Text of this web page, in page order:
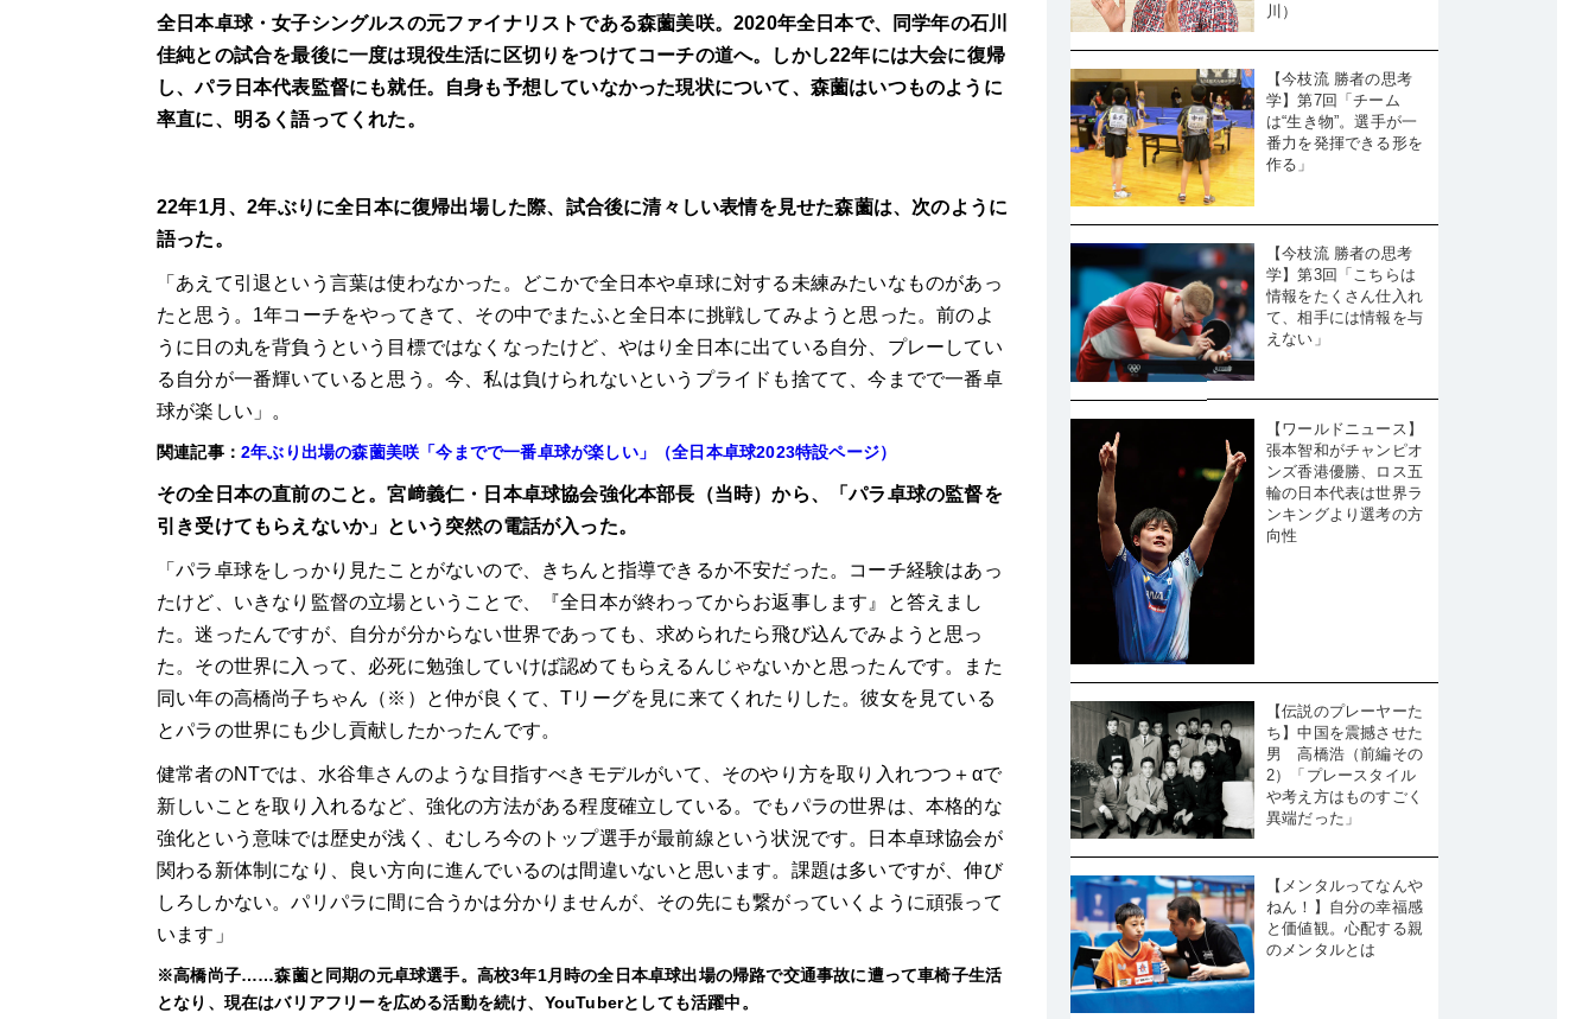
全日本卓球・女子シングルスの元ファイナリストである森薗美咲。2020年全日本で、同学年の石川
佳純との試合を最後に一度は現役生活に区切りをつけてコーチの道へ。しかし22年には大会に復帰
し、パラ日本代表監督にも就任。自身も予想していなかった現状について、森薗はいつものように
率直に、明るく語ってくれた。
22年1月、2年ぶりに全日本に復帰出場した際、試合後に清々しい表情を見せた森薗は、次のように
語った。
「あえて引退という言葉は使わなかった。どこかで全日本や卓球に対する未練みたいなものがあっ
たと思う。1年コーチをやってきて、その中でまたふと全日本に挑戦してみようと思った。前のよ
うに日の丸を背負うという目標ではなくなったけど、やはり全日本に出ている自分、プレーしてい
る自分が一番輝いていると思う。今、私は負けられないというプライドも捨てて、今までで一番卓
球が楽しい」。
関連記事： 2年ぶり出場の森薗美咲「今までで一番卓球が楽しい」（全日本卓球2023特設ページ）
その全日本の直前のこと。宮﨑義仁・日本卓球協会強化本部長（当時）から、「パラ卓球の監督を
引き受けてもらえないか」という突然の電話が入った。
「パラ卓球をしっかり見たことがないので、きちんと指導できるか不安だった。コーチ経験はあっ
たけど、いきなり監督の立場ということで、『全日本が終わってからお返事します』と答えまし
た。迷ったんですが、自分が分からない世界であっても、求められたら飛び込んでみようと思っ
た。その世界に入って、必死に勉強していけば認めてもらえるんじゃないかと思ったんです。また
同い年の高橋尚子ちゃん（※）と仲が良くて、Tリーグを見に来てくれたりした。彼女を見ている
とパラの世界にも少し貢献したかったんです。
健常者のNTでは、水谷隼さんのような目指すべきモデルがいて、そのやり方を取り入れつつ＋αで
新しいことを取り入れるなど、強化の方法がある程度確立している。でもパラの世界は、本格的な
強化という意味では歴史が浅く、むしろ今のトップ選手が最前線という状況です。日本卓球協会が
関わる新体制になり、良い方向に進んでいるのは間違いないと思います。課題は多いですが、伸び
しろしかない。パリパラに間に合うかは分かりませんが、その先にも繋がっていくように頑張って
います」
※高橋尚子……森薗と同期の元卓球選手。高校3年1月時の全日本卓球出場の帰路で交通事故に遭って車椅子生活
となり、現在はバリアフリーを広める活動を続け、YouTuberとしても活躍中。
川）
【今枝流 勝者の思考
学】第7回「チーム
は“生き物”。選手が一
番力を発揮できる形を
作る」
【今枝流 勝者の思考
学】第3回「こちらは
情報をたくさん仕入れ
て、相手には情報を与
えない」
【ワールドニュース】
張本智和がチャンピオ
ンズ香港優勝、ロス五
輪の日本代表は世界ラ
ンキングより選考の方
向性
【伝説のプレーヤーた
ち】中国を震撼させた
男 高橋浩（前編その
2）「プレースタイル
や考え方はものすごく
異端だった」
【メンタルってなんや
ねん！】自分の幸福感
と価値観。心配する親
のメンタルとは